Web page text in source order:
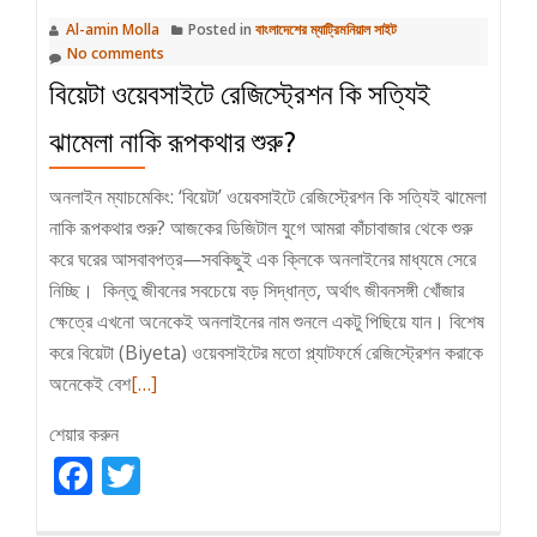
Al-amin Molla Posted in বাংলাদেশের ম্যাট্রিমনিয়াল সাইট
No comments
বিয়েটা ওয়েবসাইটে রেজিস্ট্রেশন কি সত্যিই
ঝামেলা নাকি রূপকথার শুরু?
অনলাইন ম্যাচমেকিং: ‘বিয়েটা’ ওয়েবসাইটে রেজিস্ট্রেশন কি সত্যিই ঝামেলা
নাকি রূপকথার শুরু? আজকের ডিজিটাল যুগে আমরা কাঁচাবাজার থেকে শুরু
করে ঘরের আসবাবপত্র—সবকিছুই এক ক্লিকে অনলাইনের মাধ্যমে সেরে
নিচ্ছি। কিন্তু জীবনের সবচেয়ে বড় সিদ্ধান্ত, অর্থাৎ জীবনসঙ্গী খোঁজার
ক্ষেত্রে এখনো অনেকেই অনলাইনের নাম শুনলে একটু পিছিয়ে যান। বিশেষ
করে বিয়েটা (Biyeta) ওয়েবসাইটের মতো প্ল্যাটফর্মে রেজিস্ট্রেশন করাকে
অনেকেই বেশRead
বিয়েটা
[…]
শেয়ার করুন
Facebook